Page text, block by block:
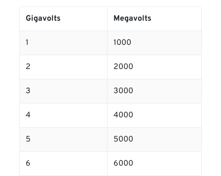
Gigavolts Megavolts
1 1000
2 2000
3 3000
4 4000
5 5000
6 6000